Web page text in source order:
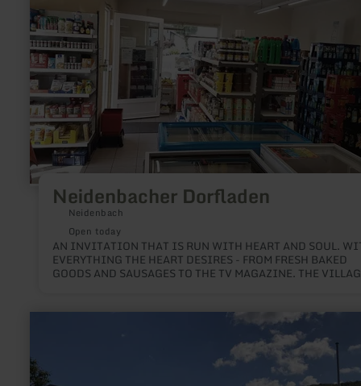
Neidenbacher Dorfladen
Neidenbach
Open today
AN INVITATION THAT IS RUN WITH HEART AND SOUL.
EVERYTHING THE HEART DESIRES - FROM FRESH BAKED
GOODS AND SAUSAGES TO THE TV MAGAZINE. THE
Neidenbacher
Dorfladen
Infopunkt
Obermaubach